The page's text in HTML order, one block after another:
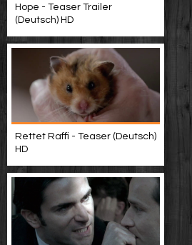
Hope - Teaser Trailer
(Deutsch) HD
Rettet Raffi - Teaser (Deutsch)
HD